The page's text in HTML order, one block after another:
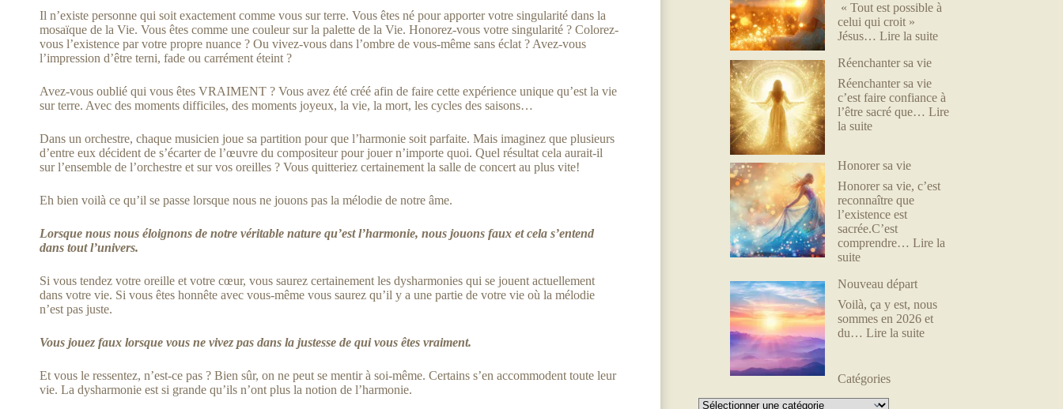
Il n’existe personne qui soit exactement comme vous sur terre. Vous êtes né pour apporter votre singularité dans la
mosaïque de la Vie. Vous êtes comme une couleur sur la palette de la Vie. Honorez-vous votre singularité ? Colorez-
vous l’existence par votre propre nuance ? Ou vivez-vous dans l’ombre de vous-même sans éclat ? Avez-vous
l’impression d’être terni, fade ou carrément éteint ?
Avez-vous oublié qui vous êtes VRAIMENT ? Vous avez été créé afin de faire cette expérience unique qu’est la vie
sur terre. Avec des moments difficiles, des moments joyeux, la vie, la mort, les cycles des saisons…
Dans un orchestre, chaque musicien joue sa partition pour que l’harmonie soit parfaite. Mais imaginez que plusieurs
d’entre eux décident de s’écarter de l’œuvre du compositeur pour jouer n’importe quoi. Quel résultat cela aurait-il
sur l’ensemble de l’orchestre et sur vos oreilles ? Vous quitteriez certainement la salle de concert au plus vite!
Eh bien voilà ce qu’il se passe lorsque nous ne jouons pas la mélodie de notre âme.
Lorsque nous nous éloignons de notre véritable nature qu’est l’harmonie, nous jouons faux et cela s’entend
dans tout l’univers.
Si vous tendez votre oreille et votre cœur, vous saurez certainement les dysharmonies qui se jouent actuellement
dans votre vie. Si vous êtes honnête avec vous-même vous saurez qu’il y a une partie de votre vie où la mélodie
n’est pas juste.
Vous jouez faux lorsque vous ne vivez pas dans la justesse de qui vous êtes vraiment.
Et vous le ressentez, n’est-ce pas ? Bien sûr, on ne peut se mentir à soi-même. Certains s’en accommodent toute leur
vie. La dysharmonie est si grande qu’ils n’ont plus la notion de l’harmonie.
« Tout est possible à
celui qui croit »
Jésus…Lire la suite
Réenchanter sa vie
Réenchanter sa vie
c’est faire confiance à
l’être sacré que…Lire
la suite
Honorer sa vie
Honorer sa vie, c’est
reconnaître que
l’existence est
sacrée.C’est
comprendre…Lire la
suite
Nouveau départ
Voilà, ça y est, nous
sommes en 2026 et
du…Lire la suite
Catégories